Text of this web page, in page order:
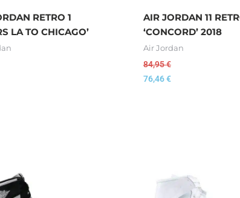
RETRO 1
LA TO CHICAGO’
AIR JORDAN 11
‘CONCORD’ 2018
Air Jordan
84,95€
76,46€